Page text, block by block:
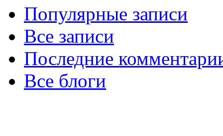
Популярные записи
Все записи
Последние
Все блоги